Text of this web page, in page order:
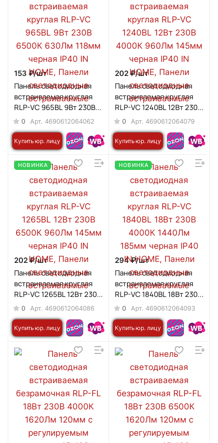
153 ₽/шт
Панель светодиодная
встраиваемая круглая
RLP-VC 965BL 9Вт 230В
6500К 630Лм 118мм
черная IP40 IN HOME
0 Арт. 4690612064062
Купить юр. лицу
202 ₽/шт
Панель светодиодная
встраиваемая круглая
RLP-VC 1240BL 12Вт 230В
4000К 960Лм 145мм
черная IP40 IN HOME
0 Арт. 4690612064079
Купить юр. лицу
НОВИНКА
202 ₽/шт
Панель светодиодная
встраиваемая круглая
RLP-VC 1265BL 12Вт 230В
6500К 960Лм 145мм
черная IP40 IN HOME
0 Арт. 4690612064086
Купить юр. лицу
НОВИНКА
294 ₽/шт
Панель светодиодная
встраиваемая круглая
RLP-VC 1840BL 18Вт 230В
4000К 1440Лм 185мм
черная IP40 IN HOME
0 Арт. 4690612064093
Купить юр. лицу